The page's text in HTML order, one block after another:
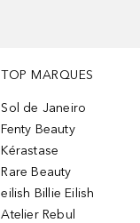
TOP MARQUES
Sol de Janeiro
Fenty Beauty
Kérastase
Rare Beauty
eilish Billie Eilish
Atelier Rebul